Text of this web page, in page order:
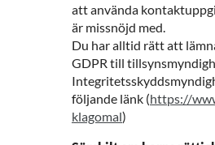
att använda
är missnöjd med.
Du har alltid rätt att
GDPR till
följande länk (https://
klagomal)